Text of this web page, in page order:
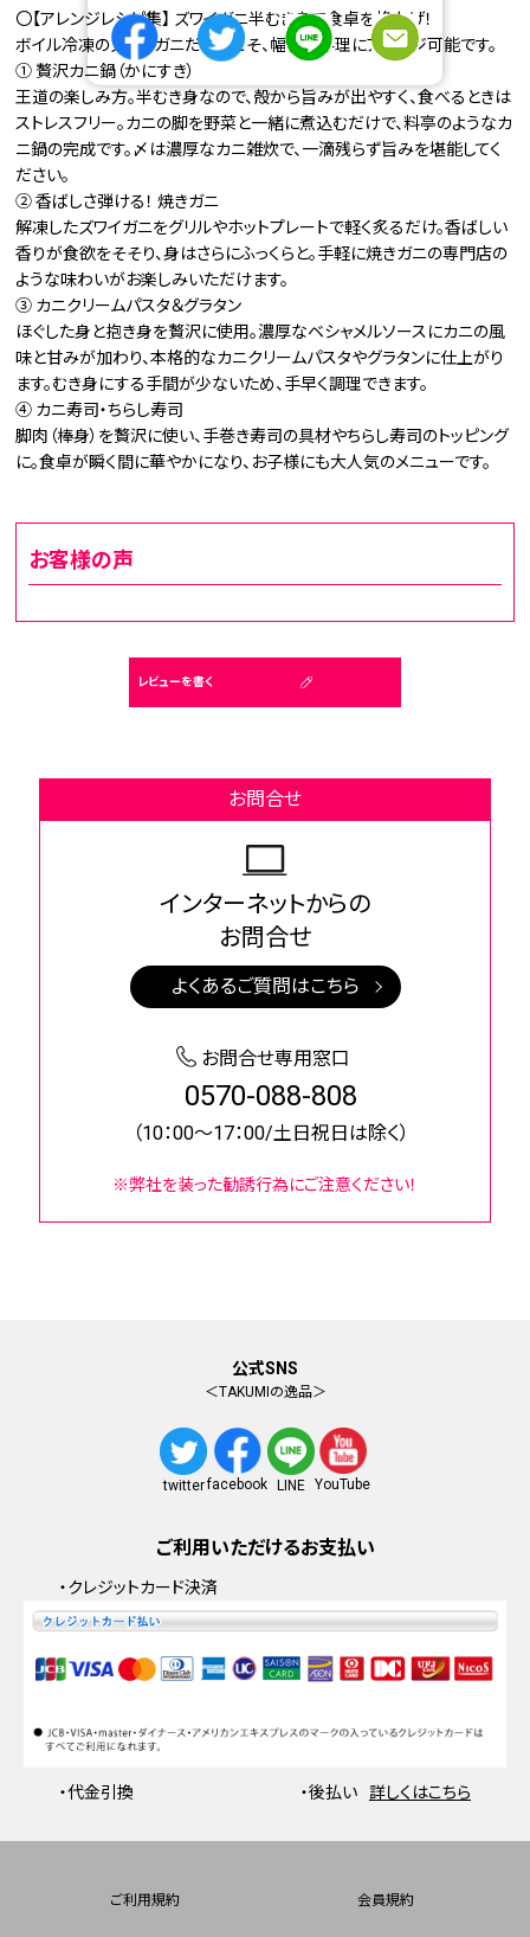
〇【アレンジレシピ集】 ズワイガニ半むき身で食卓を格上げ！
ボイル冷凍のズワイガニだからこそ、幅広い料理にアレンジ可能です。
① 贅沢カニ鍋（かにすき）
王道の楽しみ方。半むき身なので、殻から旨みが出やすく、食べるときは
ストレスフリー。カニの脚を野菜と一緒に煮込むだけで、料亭のようなカ
ニ鍋の完成です。〆は濃厚なカニ雑炊で、一滴残らず旨みを堪能してく
ださい。
② 香ばしさ弾ける！ 焼きガニ
解凍したズワイガニをグリルやホットプレートで軽く炙るだけ。香ばしい
香りが食欲をそそり、身はさらにふっくらと。手軽に焼きガニの専門店の
ような味わいがお楽しみいただけます。
③ カニクリームパスタ＆グラタン
ほぐした身と抱き身を贅沢に使用。濃厚なベシャメルソースにカニの風
味と甘みが加わり、本格的なカニクリームパスタやグラタンに仕上がり
ます。むき身にする手間が少ないため、手早く調理できます。
④ カニ寿司・ちらし寿司
脚肉（棒身）を贅沢に使い、手巻き寿司の具材やちらし寿司のトッピング
に。食卓が瞬く間に華やかになり、お子様にも大人気のメニューです。
お客様の声
レビューを書く
お問合せ
インターネットからの
お問合せ
よくあるご質問はこちら
お問合せ専用窓口
0570-088-808
（10：00～17：00/土日祝日は除く）
※弊社を装った勧誘行為にご注意ください！
公式SNS
＜TAKUMIの逸品＞
twitterfacebook LINE YouTube
ご利用いただけるお支払い
・クレジットカード決済
・代金引換 ・後払い 詳しくはこちら
ご利用規約 会員規約